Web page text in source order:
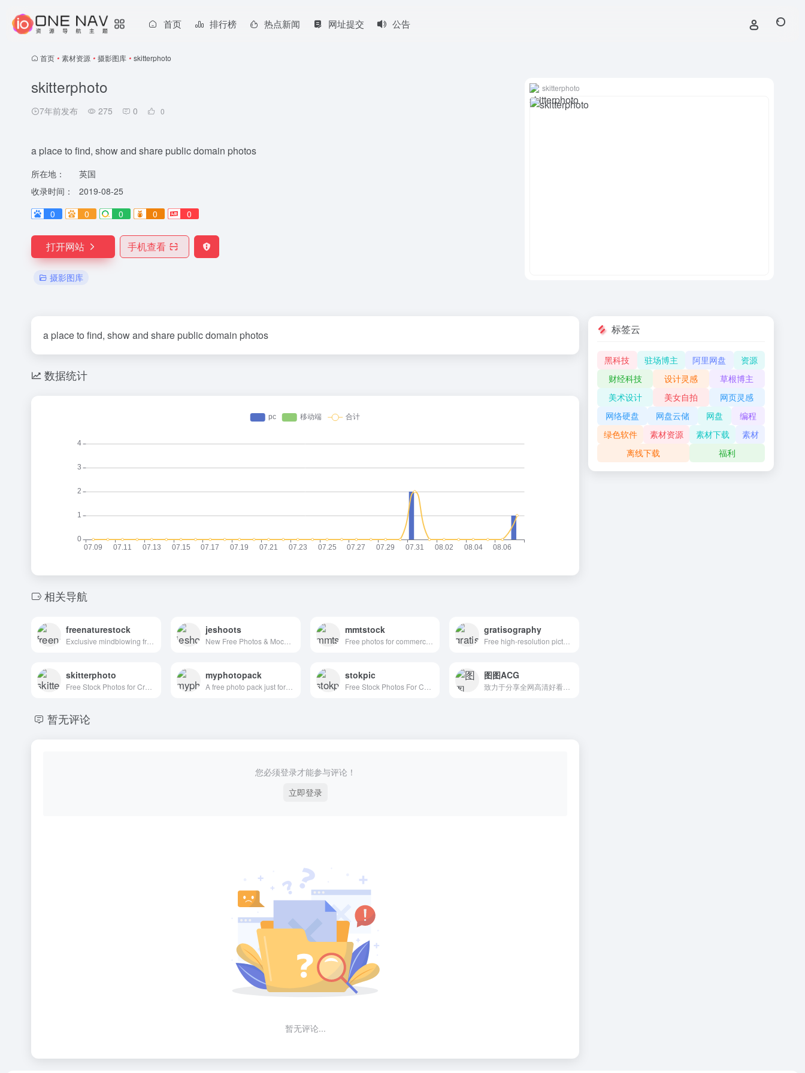
首页 排行榜 热点新闻 网址提交 公告
首页 • 素材资源 • 摄影图库 • skitterphoto
skitterphoto
7年前发布 275 0 0
a place to find, show and share public domain photos
所在地：
英国
收录时间：
2019-08-25
0
0 0 0 0
打开网站 手机查看
摄影图库
skitterphoto
a place to find, show and share public domain photos
数据统计
相关导航
freenaturestock jeshoots
New Free Photos & Mockups in to your Inbox!
mmtstock
Free photos for commercial use
gratisography
skitterphoto myphotopack
A free photo pack just for you. Every month.
stokpic 图图ACG
暂无评论
您必须登录才能参与评论！
立即登录
暂无评论...
标签云
黑科技 驻场博主 阿里网盘
资源
财经科技
设计灵感
草根博主
美术设计
美女自拍
网页灵感
网络硬盘
网盘云储 网盘
编程
绿色软件
素材资源 素材下载
素材
离线下载
福利